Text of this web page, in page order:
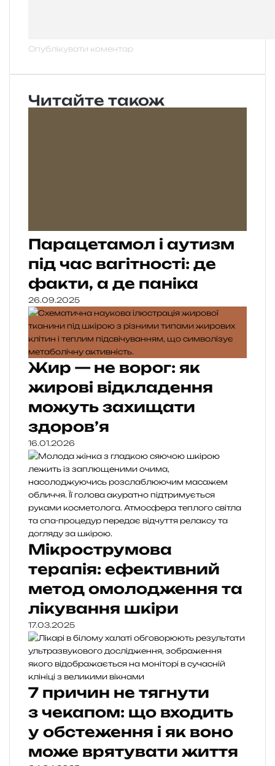
Читайте також
Парацетамол і аутизм
під час вагітності: де
факти, а де паніка
26.09.2025
Жир — не ворог: як
жирові відкладення
можуть захищати
здоров’я
16.01.2026
Мікрострумова
терапія: ефективний
метод омолодження та
лікування шкіри
17.03.2025
7 причин не тягнути
з чекапом: що входить
у обстеження і як воно
може врятувати життя